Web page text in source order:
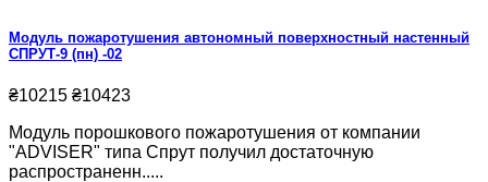
Модуль пожаротушения автономный поверхностный настенный
СПРУТ-9 (пн) -02
₴10215 ₴10423
Модуль порошкового пожаротушения от компании
"ADVISER" типа Спрут получил достаточную
распространенн.....